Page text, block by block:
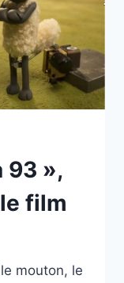
93 »,
film
mouton, le